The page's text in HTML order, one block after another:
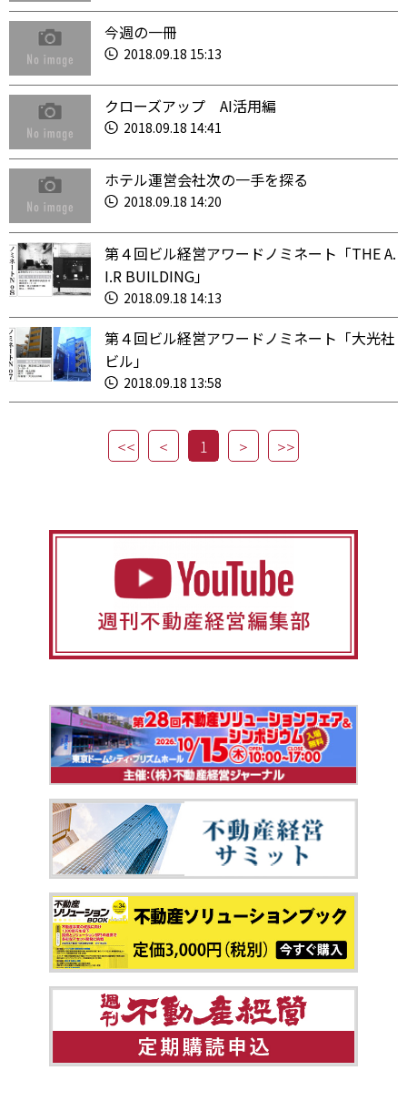
今週の一冊
2018.09.18 15:13
クローズアップ AI活用編
2018.09.18 14:41
ホテル運営会社次の一手を探る
2018.09.18 14:20
第４回ビル経営アワードノミネート「THE A.
I.R BUILDING」
2018.09.18 14:13
第４回ビル経営アワードノミネート「大光社
ビル」
2018.09.18 13:58
1